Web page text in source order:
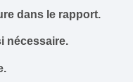
dans le rapport.
nécessaire.